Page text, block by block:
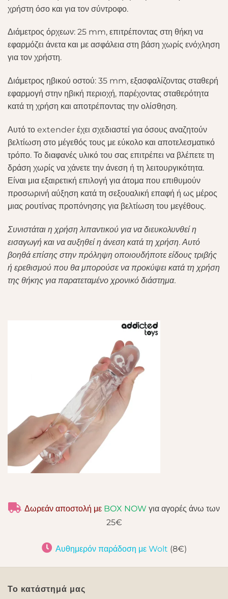
χρήστη όσο και για τον σύντροφο.
Διάμετρος όρχεων: 25 mm, επιτρέποντας στη θήκη να
εφαρμόζει άνετα και με ασφάλεια στη βάση χωρίς ενόχληση
για τον χρήστη.
Διάμετρος ηβικού οστού: 35 mm, εξασφαλίζοντας σταθερή
εφαρμογή στην ηβική περιοχή, παρέχοντας σταθερότητα
κατά τη χρήση και αποτρέποντας την ολίσθηση.
Αυτό το extender έχει σχεδιαστεί για όσους αναζητούν
βελτίωση στο μέγεθός τους με εύκολο και αποτελεσματικό
τρόπο. Το διαφανές υλικό του σας επιτρέπει να βλέπετε τη
δράση χωρίς να χάνετε την άνεση ή τη λειτουργικότητα.
Είναι μια εξαιρετική επιλογή για άτομα που επιθυμούν
προσωρινή αύξηση κατά τη σεξουαλική επαφή ή ως μέρος
μιας ρουτίνας προπόνησης για βελτίωση του μεγέθους.
Συνιστάται η χρήση λιπαντικού για να διευκολυνθεί η
εισαγωγή και να αυξηθεί η άνεση κατά τη χρήση. Αυτό
βοηθά επίσης στην πρόληψη οποιουδήποτε είδους τριβής
ή ερεθισμού που θα μπορούσε να προκύψει κατά τη χρήση
της θήκης για παρατεταμένο χρονικό διάστημα.
Δωρεάν αποστολή με BOX NOW για αγορές άνω των
25€
Αυθημερόν παράδοση με Wolt (8€)
Το κατάστημά μας